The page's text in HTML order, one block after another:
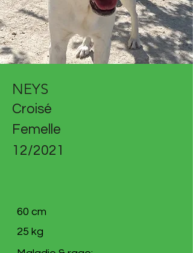
NEYS
Croisé
Femelle
12/2021
60 cm
25 kg